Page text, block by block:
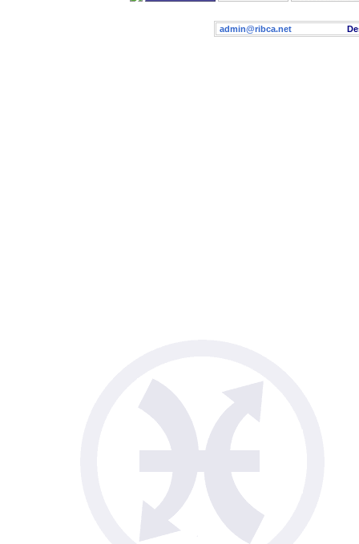
admin@ribca.net